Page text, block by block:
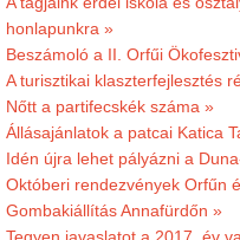
honlapunkra »
Beszámoló a II. Orfűi
A turisztikai klaszterfejlesztés
Nőtt a partifecskék száma »
Állásajánlatok a patcai Katica
Idén újra lehet pályázni a
Októberi rendezvények Orfűn
Gombakiállítás Annafürdőn »